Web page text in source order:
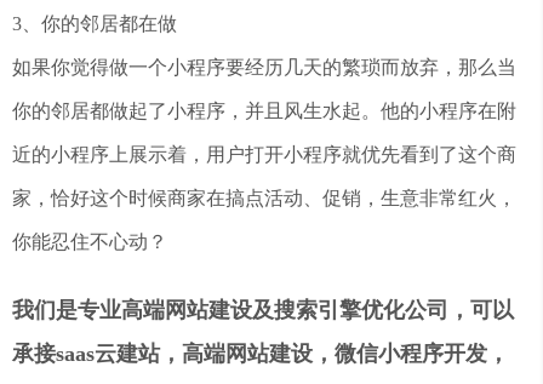
3、你的邻居都在做
如果你觉得做一个小程序要经历几天的繁琐而放弃，那么当
你的邻居都做起了小程序，并且风生水起。他的小程序在附
近的小程序上展示着，用户打开小程序就优先看到了这个商
家，恰好这个时候商家在搞点活动、促销，生意非常红火，
你能忍住不心动？
我们是专业高端网站建设及搜索引擎优化公司，可以
承接saas云建站，高端网站建设，微信小程序开发，